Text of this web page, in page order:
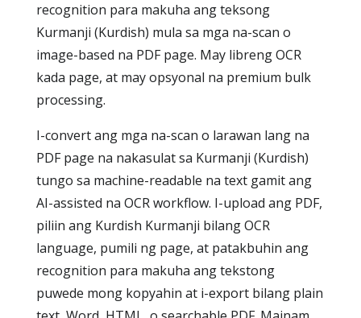
recognition para makuha ang teksong
Kurmanji (Kurdish) mula sa mga na-scan o
image-based na PDF page. May libreng OCR
kada page, at may opsyonal na premium bulk
processing.
I-convert ang mga na-scan o larawan lang na
PDF page na nakasulat sa Kurmanji (Kurdish)
tungo sa machine-readable na text gamit ang
AI-assisted na OCR workflow. I-upload ang PDF,
piliin ang Kurdish Kurmanji bilang OCR
language, pumili ng page, at patakbuhin ang
recognition para makuha ang tekstong
puwede mong kopyahin at i-export bilang plain